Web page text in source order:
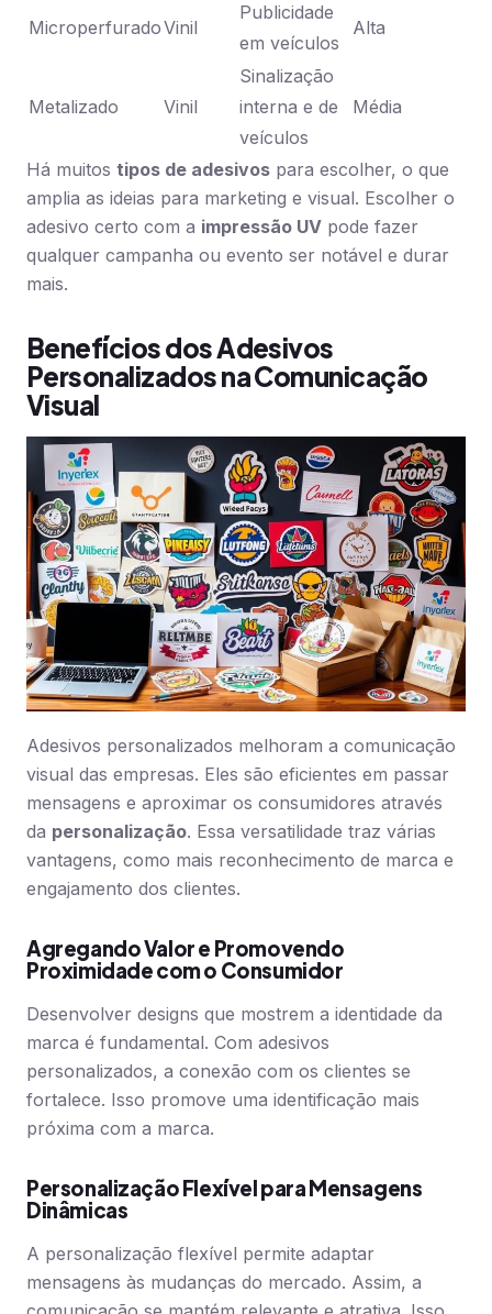
MicroperfuradoVinil
Publicidade
em veículos
Alta
Metalizado Vinil
Sinalização
interna e de
veículos
Média
Há muitos tipos de adesivos para escolher, o que
amplia as ideias para marketing e visual. Escolher o
adesivo certo com a impressão UV pode fazer
qualquer campanha ou evento ser notável e durar
mais.
Benefícios dos Adesivos
Personalizados na Comunicação
Visual
Adesivos personalizados melhoram a comunicação
visual das empresas. Eles são eficientes em passar
mensagens e aproximar os consumidores através
da personalização. Essa versatilidade traz várias
vantagens, como mais reconhecimento de marca e
engajamento dos clientes.
Agregando Valor e Promovendo
Proximidade com o Consumidor
Desenvolver designs que mostrem a identidade da
marca é fundamental. Com adesivos
personalizados, a conexão com os clientes se
fortalece. Isso promove uma identificação mais
próxima com a marca.
Personalização Flexível para Mensagens
Dinâmicas
A personalização flexível permite adaptar
mensagens às mudanças do mercado. Assim, a